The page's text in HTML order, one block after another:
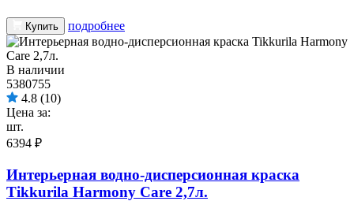
Купить подробнее
В наличии
5380755
4.8 (10)
Цена за:
шт.
6394 ₽
Интерьерная водно-дисперсионная краска
Tikkurila Harmony Care 2,7л.